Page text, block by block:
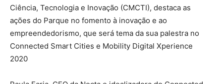
Ciência, Tecnologia e Inovação (CMCTI), destaca as
ações do Parque no fomento à inovação e ao
empreendedorismo, que será tema da sua palestra no
Connected Smart Cities e Mobility Digital Xperience
2020